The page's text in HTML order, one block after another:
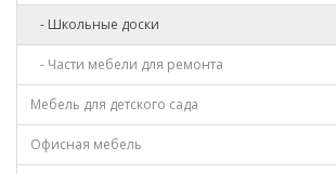
- Школьные доски
- Части мебели для ремонта
Мебель для детского сада
Офисная мебель